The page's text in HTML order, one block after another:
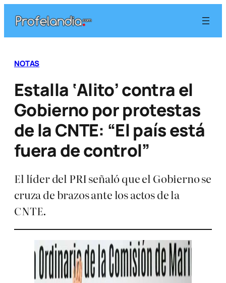
contenido
NOTAS
Estalla ‘Alito’ contra el
Gobierno por protestas
de la CNTE: “El país está
fuera de control”
El líder del PRI señaló que el Gobierno se
cruza de brazos ante los actos de la
CNTE.